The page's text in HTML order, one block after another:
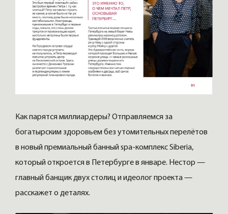
Как парятся миллиардеры? Отправляемся за
богатырским здоровьем без утомительных перелётов
в новый премиальный банный spa-комплекс Siberia,
который откроется в Петербурге в январе. Нестор —
главный банщик двух столиц и идеолог проекта —
расскажет о деталях.